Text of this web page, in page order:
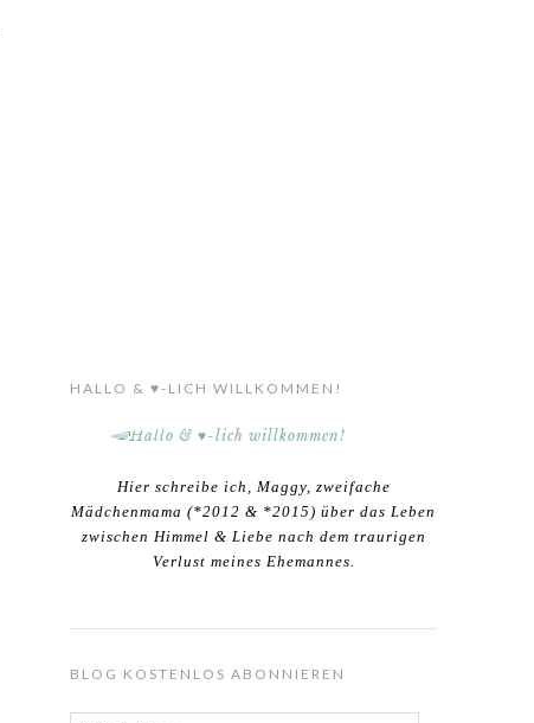
HALLO & ♥-LICH WILLKOMMEN!
Hier schreibe ich, Maggy, zweifache
Mädchenmama (*2012 & *2015) über das Leben
zwischen Himmel & Liebe nach dem traurigen
Verlust meines Ehemannes.
BLOG KOSTENLOS ABONNIEREN